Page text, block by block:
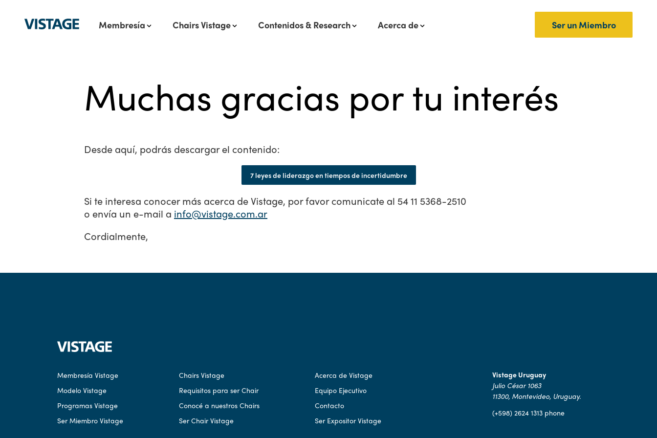
Membresía Chairs Vistage Contenidos & Research Acerca de Ser un Miembro
Muchas gracias por tu interés
Desde aquí, podrás descargar el contenido:
7 leyes de liderazgo en tiempos de incertidumbre
Si te interesa conocer más acerca de Vistage, por favor comunicate al 54 11 5368-2510
o envía un e-mail a info@vistage.com.ar
Cordialmente,
Membresía Vistage
Modelo Vistage
Programas Vistage
Ser Miembro Vistage
Chairs Vistage
Requisitos para ser Chair
Conocé a nuestros Chairs
Ser Chair Vistage
Acerca de Vistage
Equipo Ejecutivo
Contacto
Ser Expositor Vistage
Vistage Uruguay
Julio César 1063
11300, Montevideo, Uruguay.
(+598) 2624 1313 phone